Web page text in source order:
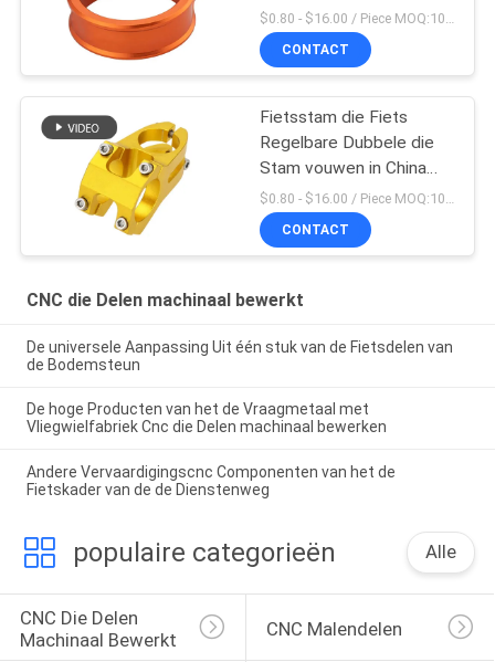
Seatpost de Klem
$0.80 - $16.00 / Piece MOQ:10 stukken
CONTACT
Fietsstam die Fiets
Regelbare Dubbele die
Stam vouwen in China
wordt gemaakt
CONTACT
CNC die Delen machinaal bewerkt
De universele Aanpassing Uit één stuk van de Fietsdelen van
de Bodemsteun
De hoge Producten van het de Vraagmetaal met
Vliegwielfabriek Cnc die Delen machinaal bewerken
Andere Vervaardigingscnc Componenten van het de
Fietskader van de de Dienstenweg
populaire categorieën Alle
CNC Die Delen
Machinaal Bewerkt
CNC Malendelen